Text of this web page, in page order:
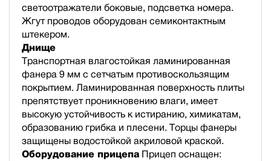
светоотражатели боковые, подсветка номера.
Жгут проводов оборудован семиконтактным
штекером.
Днище
Транспортная влагостойкая ламинированная
фанера 9 мм с сетчатым противоскользящим
покрытием. Ламинированная поверхность плиты
препятствует проникновению влаги, имеет
высокую устойчивость к истиранию, химикатам,
образованию грибка и плесени. Торцы фанеры
защищены водостойкой акриловой краской.
Оборудование прицепа Прицеп оснащен: